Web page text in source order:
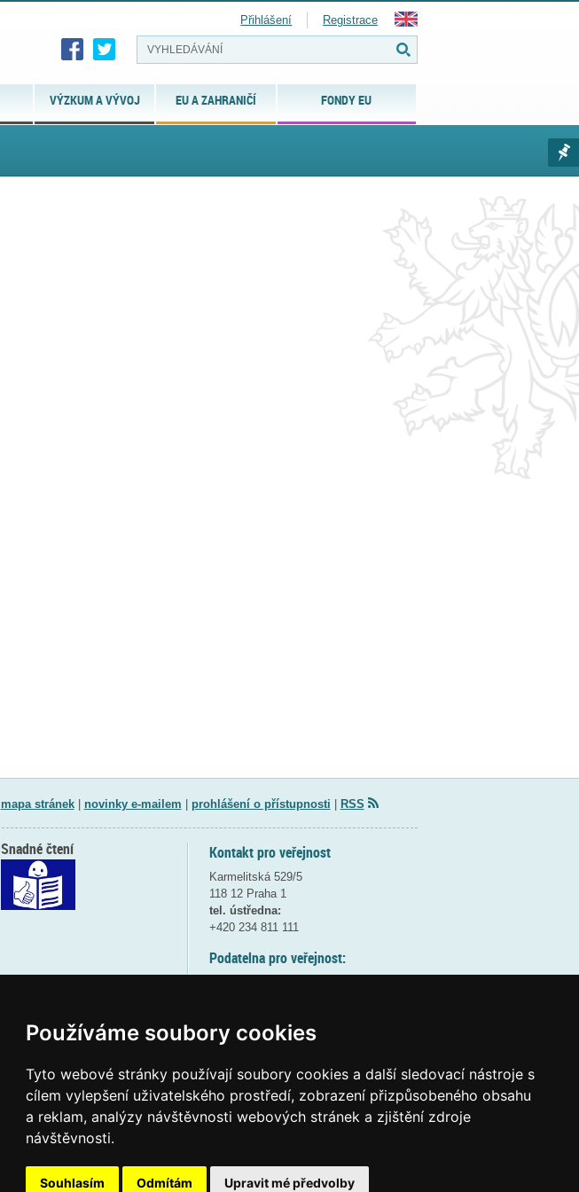
Používáme soubory cookies
Tyto webové stránky používají soubory cookies a další sledovací nástroje s
cílem vylepšení uživatelského prostředí, zobrazení přizpůsobeného obsahu
a reklam, analýzy návštěvnosti webových stránek a zjištění zdroje
návštěvnosti.
Souhlasím Odmítám Upravit mé předvolby
VÝZKUM A VÝVOJ EU A ZAHRANIČÍ FONDY EU
Přihlášení Registrace
mapa stránek| novinky e-mailem prohlášení o přístupnosti RSS
Kontakt pro veřejnost
Karmelitská 529/5
118 12 Praha 1
tel. ústředna:
+420 234 811 111
Podatelna pro veřejnost:
(více informací
Elektronická podatelna:
posta@msmtgov cz
Snadné čtení